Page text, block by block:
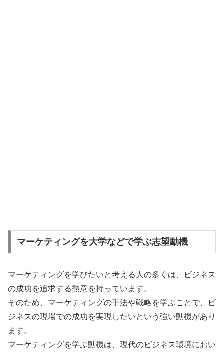
マーケティングを大学などで学ぶ志望動機
マーケティングを学びたいと考える人の多くは、ビジネス
の成功を追求する熱意を持っています。
そのため、マーケティングの手法や戦略を学ぶことで、ビ
ジネスの現場での成功を実現したいという強い動機があり
ます。
マーケティングを学ぶ動機は、現代のビジネス環境におい